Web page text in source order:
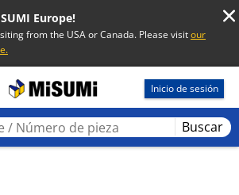
Europe!
from the USA or Canada. Please visitour
Inicio de sesión
Buscar